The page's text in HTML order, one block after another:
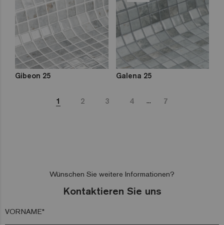
Gibeon 25 Galena 25
1 2 3 4 ... 7
Wünschen Sie weitere Informationen?
Kontaktieren Sie uns
VORNAME*